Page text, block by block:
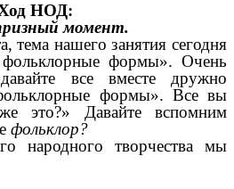
НОД:
момент.
тема нашего занятия сегодня
формы». Очень
все вместе дружно
формы». Все вы
это?» Давайте вспомним
фольклор?
народного творчества мы